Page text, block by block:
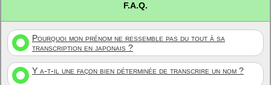
F.A.Q.
Pourquoi mon prénom ne ressemble pas du tout à sa
transcription en japonais ?
Y a-t-il une façon bien déterminée de transcrire un nom ?